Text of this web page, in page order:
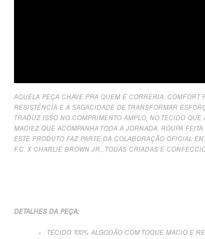
AQUELA PEÇA CHAVE PRA QUEM É CORRERIA. COMFORT
RESISTÊNCIA E A SAGACIDADE DE TRANSFORMAR
TRADUZ ISSO NO COMPRIMENTO AMPLO, NO TECIDO QUE
MACIEZ QUE ACOMPANHA TODA A JORNADA. ROUPA
ESTE PRODUTO FAZ PARTE DA COLABORAÇÃO OFICIAL
F.C. X CHARLIE BROWN JR., TODAS CRIADAS E
DETALHES DA PEÇA:
TECIDO 100% ALGODÃO COM TOQUE MACIO E